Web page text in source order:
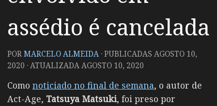
assédio é cancelada
PORMARCELO ALMEIDA · PUBLICADAS AGOSTO 10,
2020 · ATUALIZADAAGOSTO 10, 2020
Como noticiado no final de semana, o autor de
Act-Age, Tatsuya Matsuki, foi preso por